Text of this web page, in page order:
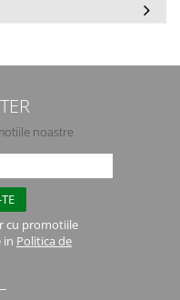
noastre
cu promotiile
in Politica de